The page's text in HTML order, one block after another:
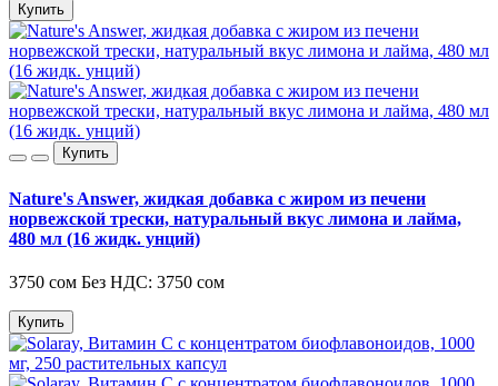
Купить
Купить
Nature's Answer, жидкая добавка с жиром из печени
норвежской трески, натуральный вкус лимона и лайма,
480 мл (16 жидк. унций)
3750 сом Без НДС: 3750 сом
Купить